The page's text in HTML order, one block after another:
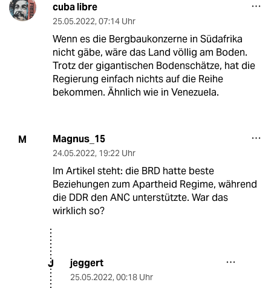
cuba libre
25.05.2022, 07:14 Uhr
Wenn es die Bergbaukonzerne in Südafrika
nicht gäbe, wäre das Land völlig am Boden.
Trotz der gigantischen Bodenschätze, hat die
Regierung einfach nichts auf die Reihe
bekommen. Ähnlich wie in Venezuela.
M Magnus_15
24.05.2022, 19:22 Uhr
Im Artikel steht: die BRD hatte beste
Beziehungen zum Apartheid Regime, während
die DDR den ANC unterstützte. War das
wirklich so?
J jeggert
25.05.2022, 00:18 Uhr